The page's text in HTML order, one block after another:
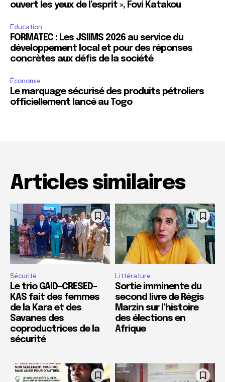
ouvert les yeux de l’esprit », Fovi Katakou
Education
FORMATEC : Les JSIIMS 2026 au service du
développement local et pour des réponses
concrètes aux défis de la société
Économie
Le marquage sécurisé des produits pétroliers
officiellement lancé au Togo
Articles similaires
Sécurité
Le trio GAID-CRESED-
KAS fait des femmes
de la Kara et des
Savanes des
coproductrices de la
sécurité
Littérature
Sortie imminente du
second livre de Régis
Marzin sur l’histoire
des élections en
Afrique